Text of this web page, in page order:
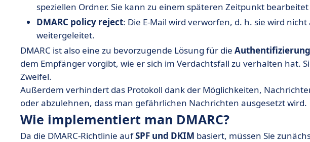
speziellen Ordner. Sie kann zu einem späteren Zeitpunkt
DMARC policy reject: Die E-Mail wird verworfen, d. h. sie wird
weitergeleitet.
DMARC ist also eine zu bevorzugende Lösung für die
dem Empfänger vorgibt, wie er sich im Verdachtsfall zu verhalten hat.
Zweifel.
Außerdem verhindert das Protokoll dank der Möglichkeiten,
oder abzulehnen, dass man gefährlichen Nachrichten ausgesetzt wird.
Wie implementiert man DMARC?
Da die DMARC-Richtlinie aufSPF und DKIM basiert, müssen Sie